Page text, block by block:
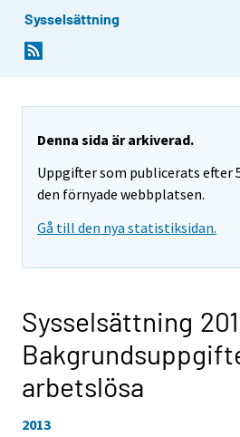
Sysselsättning
Denna sida är arkiverad.
Uppgifter som publicerats efter
den förnyade webbplatsen.
Gå till den nya statistiksidan.
Sysselsättning
arbetslösa
2013